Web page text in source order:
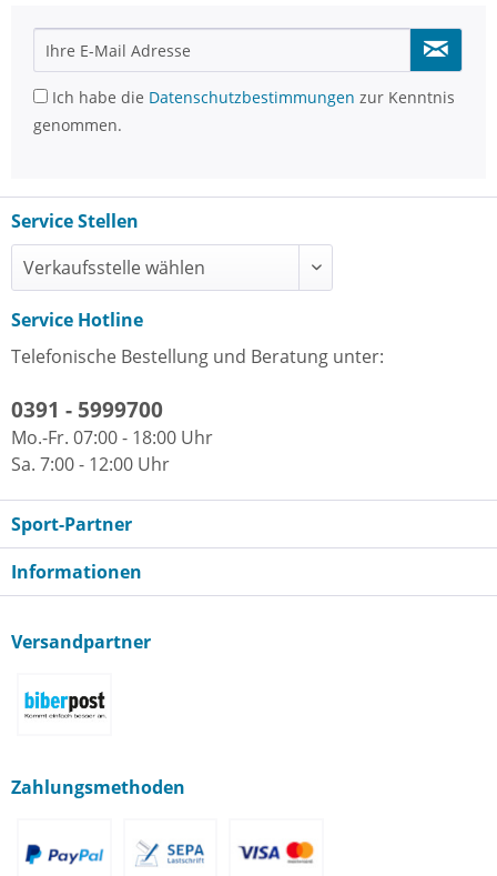
Ich habe die Datenschutzbestimmungen zur Kenntnis
genommen.
Service Stellen
Service Hotline
Telefonische Bestellung und Beratung unter:
0391 - 5999700
Mo.-Fr. 07:00 - 18:00 Uhr
Sa. 7:00 - 12:00 Uhr
Sport-Partner
Informationen
Versandpartner
Zahlungsmethoden